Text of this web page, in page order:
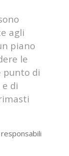
agli
piano
le
punto di
di